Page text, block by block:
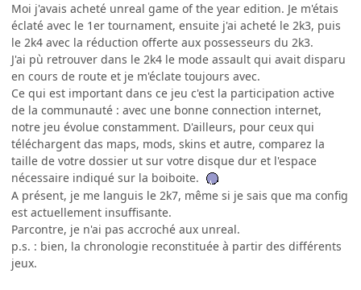
Moi j'avais acheté unreal game of the year edition. Je m'étais
éclaté avec le 1er tournament, ensuite j'ai acheté le 2k3, puis
le 2k4 avec la réduction offerte aux possesseurs du 2k3.
J'ai pù retrouver dans le 2k4 le mode assault qui avait disparu
en cours de route et je m'éclate toujours avec.
Ce qui est important dans ce jeu c'est la participation active
de la communauté : avec une bonne connection internet,
notre jeu évolue constamment. D'ailleurs, pour ceux qui
téléchargent das maps, mods, skins et autre, comparez la
taille de votre dossier ut sur votre disque dur et l'espace
nécessaire indiqué sur la boiboite.
A présent, je me languis le 2k7, même si je sais que ma config
est actuellement insuffisante.
Parcontre, je n'ai pas accroché aux unreal.
p.s. : bien, la chronologie reconstituée à partir des différents
jeux.